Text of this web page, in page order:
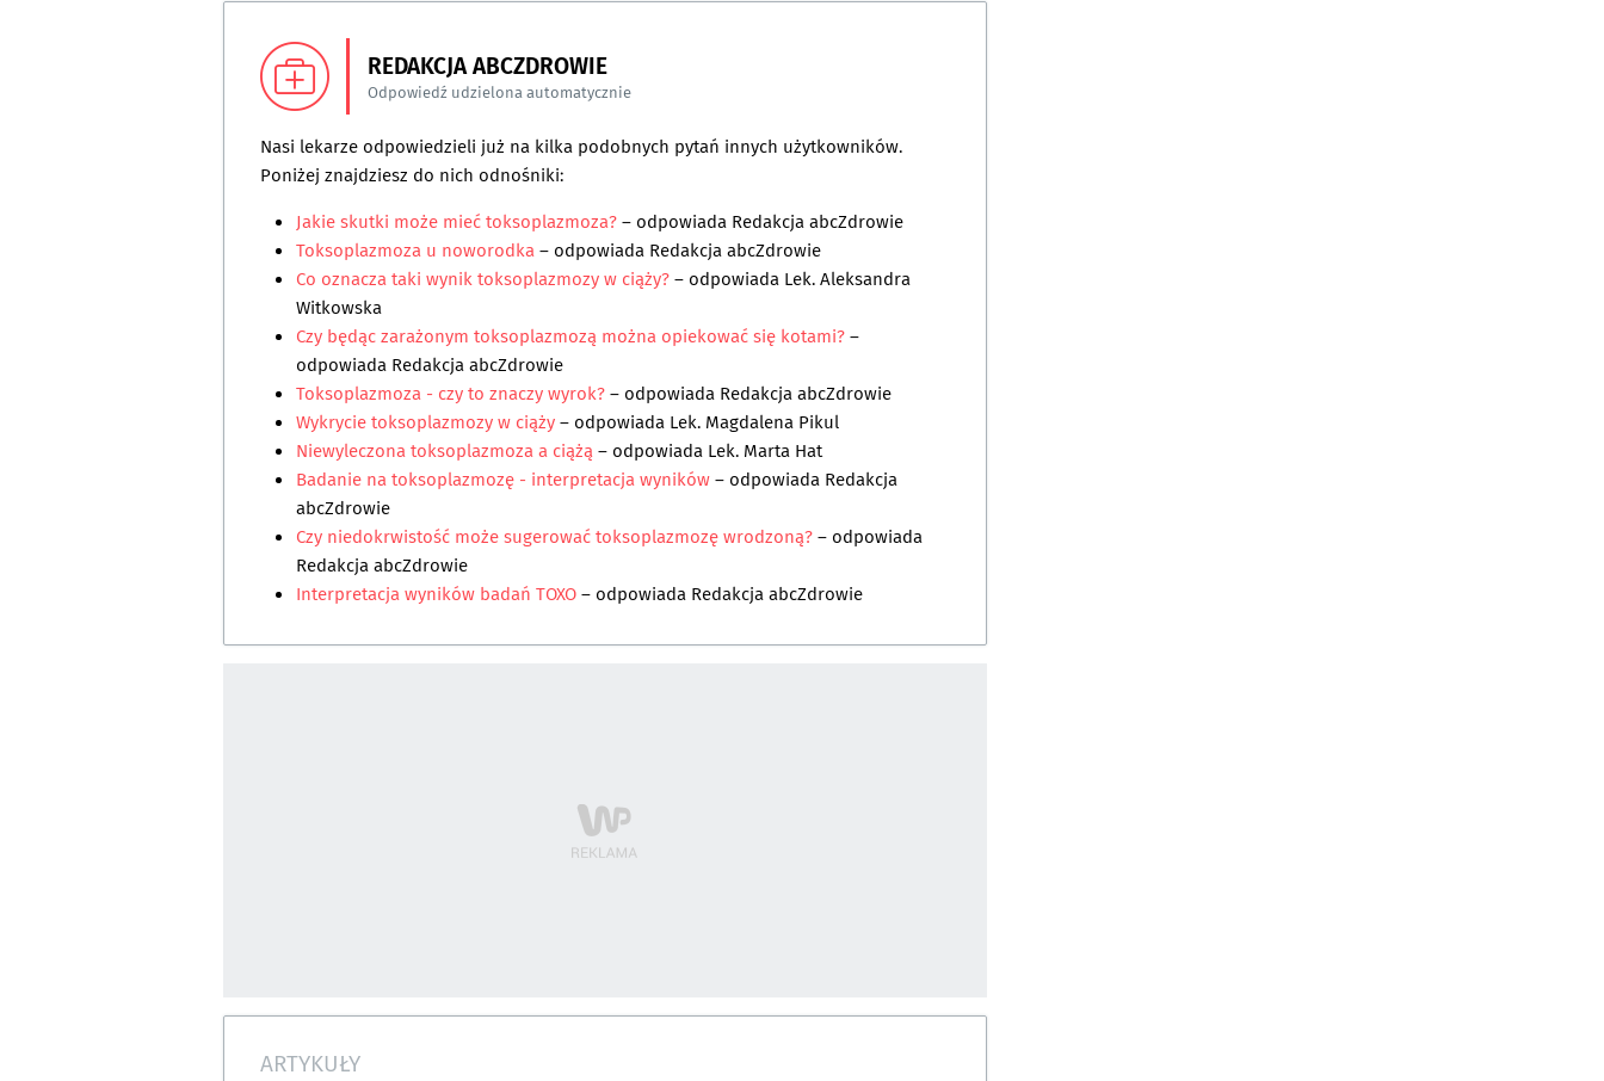
REDAKCJA ABCZDROWIE
Odpowiedź udzielona automatycznie
Nasi lekarze odpowiedzieli już na kilka podobnych pytań innych użytkowników.
Poniżej znajdziesz do nich odnośniki:
Jakie skutki może mieć toksoplazmoza?– odpowiada Redakcja abcZdrowie
Toksoplazmoza u noworodka– odpowiada Redakcja abcZdrowie
Co oznacza taki wynik toksoplazmozy w ciąży?– odpowiada Lek. Aleksandra
Witkowska
Czy będąc zarażonym toksoplazmozą można opiekować się kotami?–
odpowiada Redakcja abcZdrowie
Toksoplazmoza - czy to znaczy wyrok?– odpowiada Redakcja abcZdrowie
Wykrycie toksoplazmozy w ciąży– odpowiada Lek. Magdalena Pikul
Niewyleczona toksoplazmoza a ciążą– odpowiada Lek. Marta Hat
Badanie na toksoplazmozę - interpretacja wyników– odpowiada Redakcja
abcZdrowie
Czy niedokrwistość może sugerować toksoplazmozę wrodzoną?– odpowiada
Redakcja abcZdrowie
Interpretacja wyników badań TOXO– odpowiada Redakcja abcZdrowie
ARTYKUŁY